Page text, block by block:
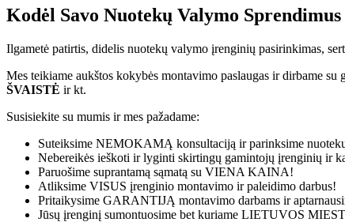
Kodėl Savo Nuotekų Valymo
Ilgametė patirtis, didelis nuotekų valymo įrenginių pasirinkimas,
Mes teikiame aukštos kokybės montavimo paslaugas ir dirbame
ŠVAISTĖ ir kt.
Susisiekite su mumis ir mes pažadame:
Suteiksime NEMOKAMĄ konsultaciją ir parinksime
Nebereikės ieškoti ir lyginti skirtingų gamintojų įrenginių ir
Paruošime suprantamą sąmatą su VIENA KAINA!
Atliksime VISUS įrenginio montavimo ir paleidimo darbus!
Pritaikysime GARANTIJĄ montavimo darbams ir
Jūsų įrenginį sumontuosime bet kuriame LIETUVOS